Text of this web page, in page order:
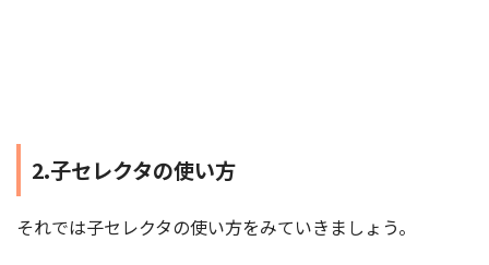
2.子セレクタの使い方
それでは子セレクタの使い方をみていきましょう。